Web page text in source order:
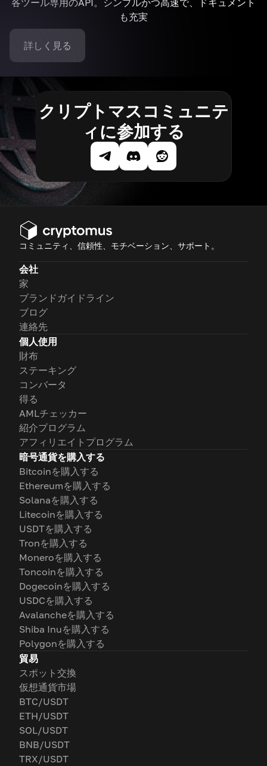
各ツール専用のAPI。シンプルかつ高速で、ドキュメント
も充実
詳しく見る
クリプトマスコミュニテ
ィに参加する
コミュニティ、信頼性、モチベーション、サポート。
会社
家
ブランドガイドライン
ブログ
連絡先
個人使用
財布
ステーキング
コンバータ
得る
AMLチェッカー
紹介プログラム
アフィリエイトプログラム
暗号通貨を購入する
Bitcoinを購入する
Ethereumを購入する
Solanaを購入する
Litecoinを購入する
USDTを購入する
Tronを購入する
Moneroを購入する
Toncoinを購入する
Dogecoinを購入する
USDCを購入する
Avalancheを購入する
Shiba Inuを購入する
Polygonを購入する
貿易
スポット交換
仮想通貨市場
BTC/USDT
ETH/USDT
SOL/USDT
BNB/USDT
TRX/USDT